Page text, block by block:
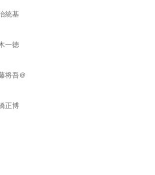
統基
一徳
吾＠
正博